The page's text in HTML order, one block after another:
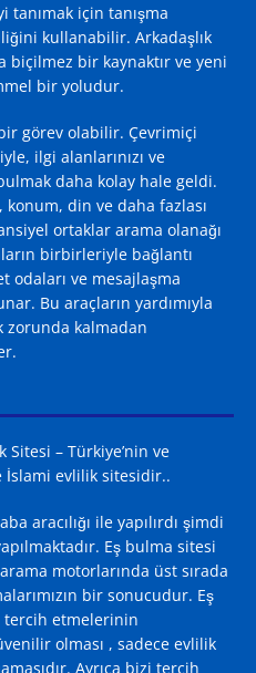
tanımak için tanışma
kullanabilir. Arkadaşlık
bir kaynaktır ve yeni
bir yoludur.
görev olabilir. Çevrimiçi
ilgi alanlarınızı ve
daha kolay hale geldi.
konum, din ve daha fazlası
ortaklar arama olanağı
birbirleriyle bağlantı
odaları ve mesajlaşma
Bu araçların yardımıyla
zorunda kalmadan
– Türkiye’nin ve
İslami evlilik sitesidir..
aracılığı ile yapılırdı şimdi
Eş bulma sitesi
motorlarında üst sırada
bir sonucudur. Eş
tercih etmelerinin
olması , sadece evlilik
Ayrıca bizi tercih